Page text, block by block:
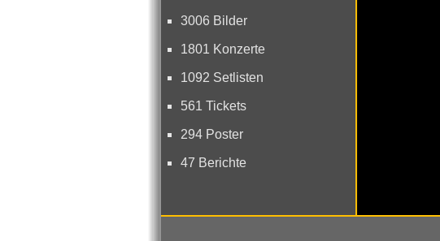
3006 Bilder
1801 Konzerte
1092 Setlisten
561 Tickets
294 Poster
47 Berichte